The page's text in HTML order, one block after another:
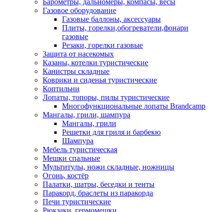
Барометры, дальномеры, компасы, весы
Газовое оборудование
Газовые баллоны, аксессуары
Плиты, горелки,обогреватели,фонари
газовые
Резаки, горелки газовые
Защита от насекомых
Казаны, котелки туристические
Канистры складные
Коврики и сиденья туристические
Коптильни
Лопаты, топоры, пилы туристические
Многофункциональные лопаты Brandcamp
Мангалы, грили, шампура
Мангалы, грили
Решетки для гриля и барбекю
Шампура
Мебель туристическая
Мешки спальные
Мультитулы, ножи складные, ножницы
Огонь, костёр
Палатки, шатры, беседки и тенты
Паракорд, браслеты из паракорда
Печи туристические